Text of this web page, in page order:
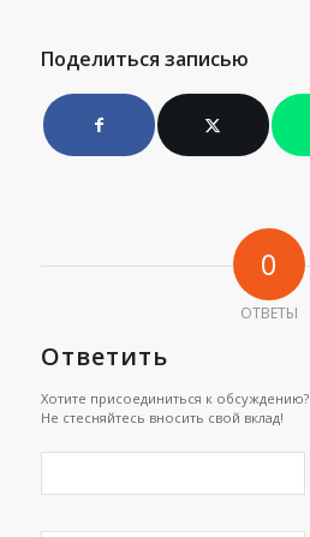
Поделиться записью
0
ОТВЕТЫ
Ответить
Хотите присоединиться к обсуждению?
Не стесняйтесь вносить свой вклад!